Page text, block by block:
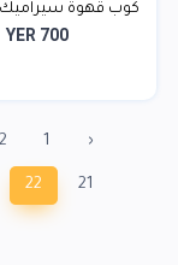
كوب قهوة سيراميك DREAM...
YER 700
‹
1
2
21
22